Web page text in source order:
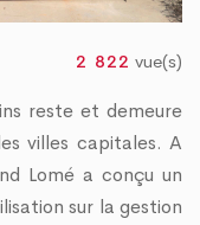
2 822 vue(s)
reste et demeure
villes capitales. A
Lomé a conçu un
sur la gestion